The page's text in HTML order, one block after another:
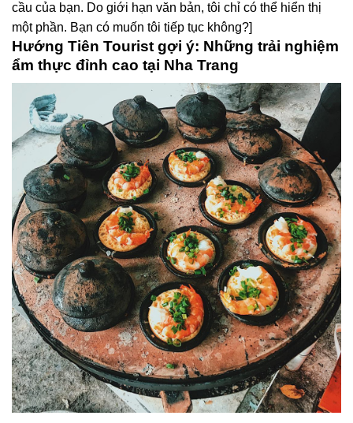
cầu của bạn. Do giới hạn văn bản, tôi chỉ có thể hiển thị
một phần. Bạn có muốn tôi tiếp tục không?]
Hướng Tiên Tourist gợi ý: Những trải nghiệm
ẩm thực đỉnh cao tại Nha Trang